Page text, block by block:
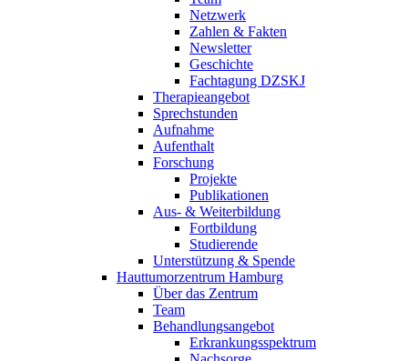
Netzwerk
Zahlen & Fakten
Newsletter
Geschichte
Fachtagung DZSKJ
Therapieangebot
Sprechstunden
Aufnahme
Aufenthalt
Forschung
Projekte
Publikationen
Aus- & Weiterbildung
Fortbildung
Studierende
Unterstützung & Spende
Hauttumorzentrum Hamburg
Über das Zentrum
Team
Behandlungsangebot
Erkrankungsspektrum